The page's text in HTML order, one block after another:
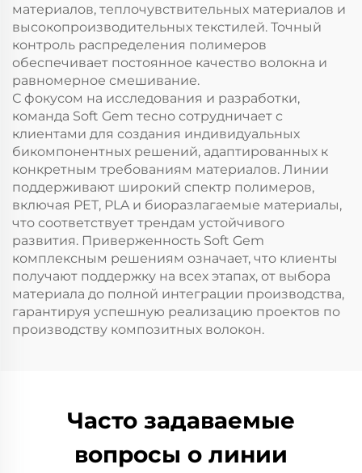
материалов, теплочувствительных материалов и
высокопроизводительных текстилей. Точный
контроль распределения полимеров
обеспечивает постоянное качество волокна и
равномерное смешивание.
С фокусом на исследования и разработки,
команда Soft Gem тесно сотрудничает с
клиентами для создания индивидуальных
бикомпонентных решений, адаптированных к
конкретным требованиям материалов. Линии
поддерживают широкий спектр полимеров,
включая PET, PLA и биоразлагаемые материалы,
что соответствует трендам устойчивого
развития. Приверженность Soft Gem
комплексным решениям означает, что клиенты
получают поддержку на всех этапах, от выбора
материала до полной интеграции производства,
гарантируя успешную реализацию проектов по
производству композитных волокон.
Часто задаваемые
вопросы о линии